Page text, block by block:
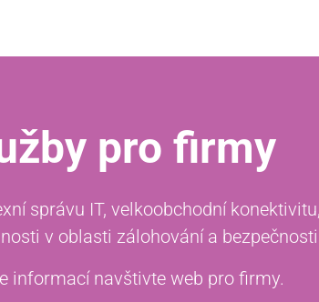
pro firmy
správu IT, velkoobchodní
v oblasti zálohování a
informací navštivte web pro firmy.